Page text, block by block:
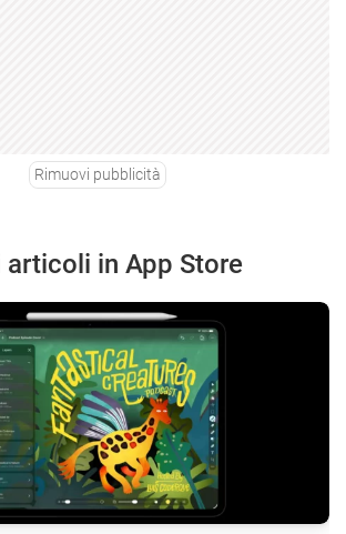
Rimuovi pubblicità
articoli in App Store